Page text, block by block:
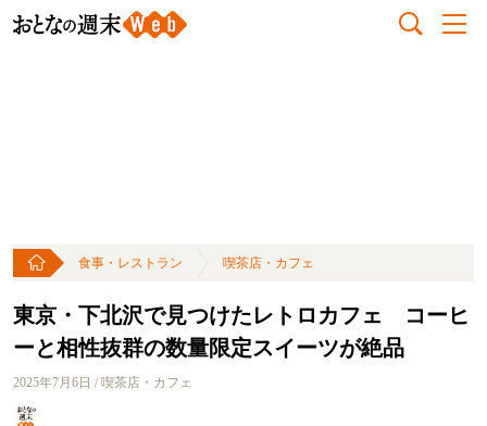
食事・レストラン 喫茶店・カフェ
東京・下北沢で見つけたレトロカフェ コーヒ
ーと相性抜群の数量限定スイーツが絶品
2025年7月6日 / 喫茶店・カフェ